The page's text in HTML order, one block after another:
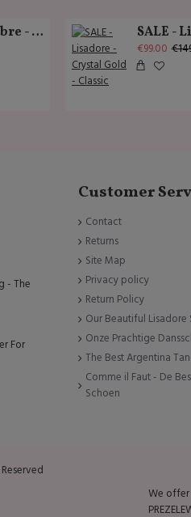
Lisadore - Reptil Cobre - Abasso
€99.00
- The
For
Customer
Contact
Returns
Site Map
Privacy policy
Return Policy
Our Beautiful Lisadore
Onze Prachtige
The Best Argentina
Comme il Faut - De
Schoen
We offer